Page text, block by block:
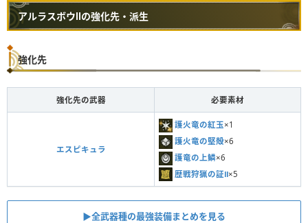
アルラスボウⅡの強化先・派生
強化先
強化先の武器 必要素材
エスピキュラ
護火竜の紅玉×1
護火竜の堅殻×6
護竜の上鱗×6
歴戦狩猟の証Ⅱ×5
▶︎全武器種の最強装備まとめを見る